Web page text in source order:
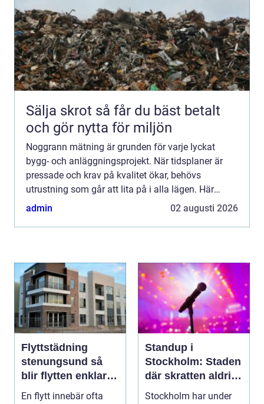
Sälja skrot så får du bäst betalt
och gör nytta för miljön
Noggrann mätning är grunden för varje lyckat
bygg- och anläggningsprojekt. När tidsplaner är
pressade och krav på kvalitet ökar, behövs
utrustning som går att lita på i alla lägen. Här
spelar topcon en viktig roll. Med robusta
admin 02 augusti 2026
Flyttstädning
stenungsund så
blir flytten enklare
och mer trygg
En flytt innebär ofta
Standup i
Stockholm: Staden
där skratten aldrig
tar paus
Stockholm har under